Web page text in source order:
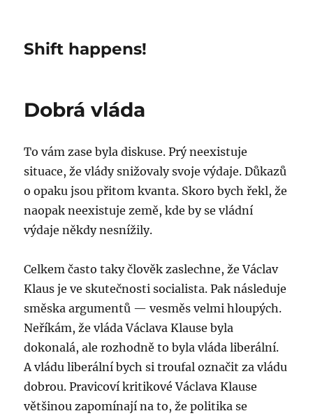
Shift happens!
Dobrá vláda
To vám zase byla diskuse. Prý neexistuje
situace, že vlády snižovaly svoje výdaje. Důkazů
o opaku jsou přitom kvanta. Skoro bych řekl, že
naopak neexistuje země, kde by se vládní
výdaje někdy nesnížily.
Celkem často taky člověk zaslechne, že Václav
Klaus je ve skutečnosti socialista. Pak následuje
směska argumentů — vesměs velmi hloupých.
Neříkám, že vláda Václava Klause byla
dokonalá, ale rozhodně to byla vláda liberální.
A vládu liberální bych si troufal označit za vládu
dobrou. Pravicoví kritikové Václava Klause
většinou zapomínají na to, že politika se